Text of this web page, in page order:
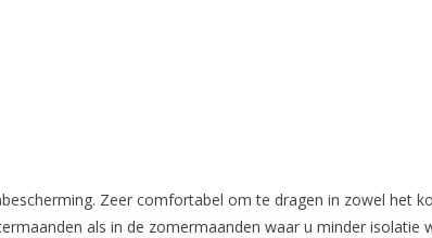
Zeer comfortabel om te dragen in zowel het
als in de zomermaanden waar u minder isolatie